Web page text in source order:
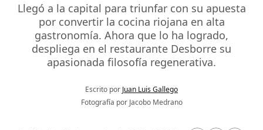
Llegó a la capital para triunfar con su apuesta
por convertir la cocina riojana en alta
gastronomía. Ahora que lo ha logrado,
despliega en el restaurante Desborre su
apasionada filosofía regenerativa.
Escrito por Juan Luis Gallego
Fotografía por Jacobo Medrano